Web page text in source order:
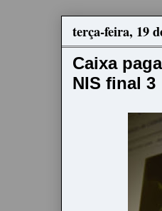
terça-feira, 19
Caixa
NIS final 3